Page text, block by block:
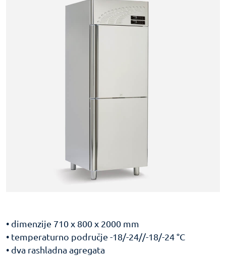
• dimenzije 710 x 800 x 2000 mm
• temperaturno područje -18/-24//-18/-24 °C
• dva rashladna agregata